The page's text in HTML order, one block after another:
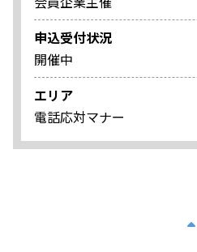
申込受付状況
開催中
エリア
電話応対マナー